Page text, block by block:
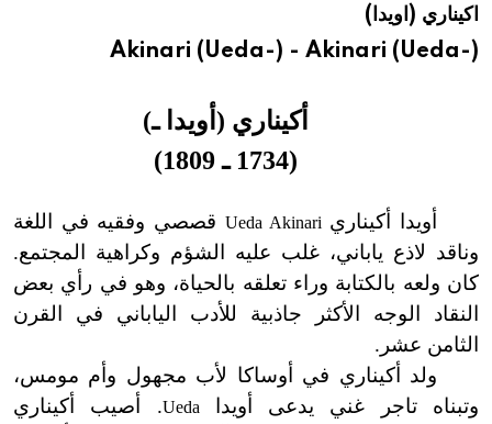
هيئة الموسوعة العربية تطلق موسوعات جديدة في عام 2026اكيناري (اويدا)
Akinari (Ueda-) - Akinari (Ueda-)
أكيناري (أويدا ـ)
(1734 ـ 1809)
أويدا أكيناري Ueda Akinari قصصي وفقيه في اللغة
وناقد لاذع ياباني، غلب عليه الشؤم وكراهية المجتمع.
كان ولعه بالكتابة وراء تعلقه بالحياة، وهو في رأي بعض
النقاد الوجه الأكثر جاذبية للأدب الياباني في القرن
الثامن عشر.
ولد أكيناري في أوساكا لأب مجهول وأم مومس،
وتبناه تاجر غني يدعى أويدا
Ueda. أصيب أكيناري